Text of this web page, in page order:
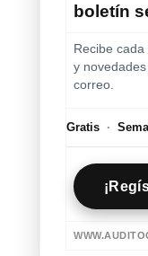
boletín
Recibe
y
correo.
Gratis ·